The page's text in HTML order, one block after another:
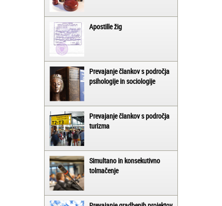
Apostille žig
Prevajanje člankov s področja
psihologije in sociologije
Prevajanje člankov s področja
turizma
Simultano in konsekutivno
tolmačenje